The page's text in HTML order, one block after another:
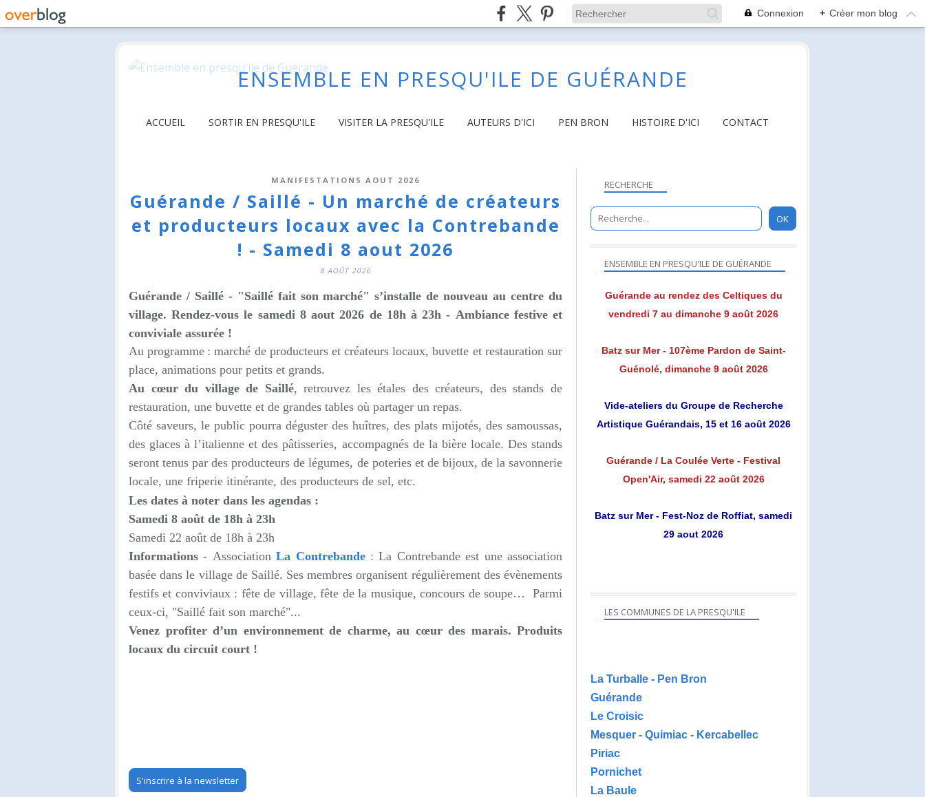
Connexion + Créer mon blog
ENSEMBLE EN PRESQU'ILE DE GUÉRANDE
ACCUEIL SORTIR EN PRESQU'ILE VISITER LA PRESQU'ILE AUTEURS D'ICI PEN BRON HISTOIRE D'ICI CONTACT
MANIFESTATIONS AOUT 2026
Guérande / Saillé - Un marché de créateurs
et producteurs locaux avec la Contrebande
! - Samedi 8 aout 2026
8 AOÛT 2026
Guérande / Saillé - "Saillé fait son marché" s’installe de nouveau au centre du
village. Rendez-vous le samedi 8 aout 2026 de 18h à 23h - Ambiance festive et
conviviale assurée !
Au programme : marché de producteurs et créateurs locaux, buvette et restauration sur
place, animations pour petits et grands.
Au cœur du village de Saillé, retrouvez les étales des créateurs, des stands de
restauration, une buvette et de grandes tables où partager un repas.
Côté saveurs, le public pourra déguster des huîtres, des plats mijotés, des samoussas,
des glaces à l’italienne et des pâtisseries, accompagnés de la bière locale. Des stands
seront tenus par des producteurs de légumes, de poteries et de bijoux, de la savonnerie
locale, une friperie itinérante, des producteurs de sel, etc.
Les dates à noter dans les agendas :
Samedi 8 août de 18h à 23h
Samedi 22 août de 18h à 23h
Informations- AssociationLa Contrebande :La Contrebande est une association
basée dans le village de Saillé. Ses membres organisent régulièrement des évènements
festifs et conviviaux : fête de village, fête de la musique, concours de soupe… Parmi
ceux-ci, "Saillé fait son marché"...
Venez profiter d’un environnement de charme, au cœur des marais. Produits
locaux du circuit court !
S'inscrire à la newsletter
RECHERCHE
ENSEMBLE EN PRESQU'ILE DE GUÉRANDE
Guérande au rendez des Celtiques du
vendredi 7 au dimanche 9 août 2026
Batz sur Mer - 107ème Pardon de Saint-
Guénolé, dimanche 9 août 2026
Vide-ateliers du Groupe de Recherche
Artistique Guérandais, 15 et 16 août 2026
Guérande / La Coulée Verte - Festival
Open'Air, samedi 22 août 2026
Batz sur Mer - Fest-Noz de Roffiat, samedi
29 aout 2026
LES COMMUNES DE LA PRESQU'ILE
La Turballe - Pen Bron
Guérande
Le Croisic
Mesquer - Quimiac - Kercabellec
Piriac
Pornichet
La Baule